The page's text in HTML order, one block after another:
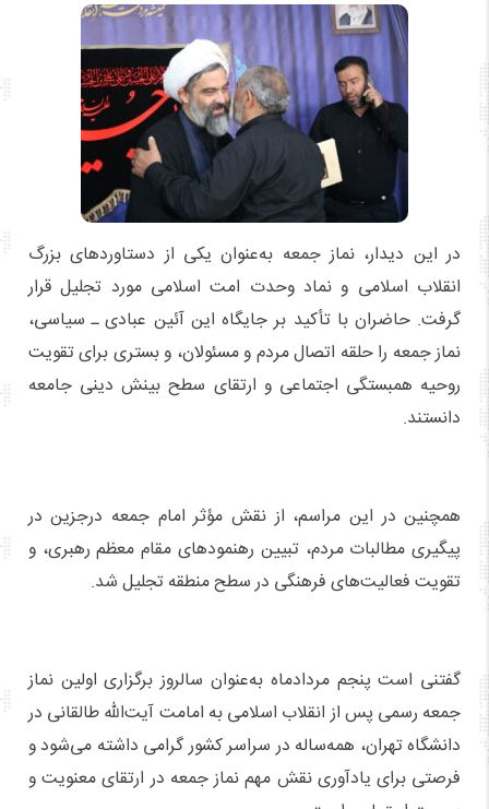
در این دیدار، نماز جمعه به‌عنوان یکی از دستاوردهای بزرگ
انقلاب اسلامی و نماد وحدت امت اسلامی مورد تجلیل قرار
گرفت. حاضران با تأکید بر جایگاه این آئین عبادی ـ سیاسی،
نماز جمعه را حلقه اتصال مردم و مسئولان، و بستری برای تقویت
روحیه همبستگی اجتماعی و ارتقای سطح بینش دینی جامعه
دانستند.
همچنین در این مراسم، از نقش مؤثر امام جمعه درجزین در
پیگیری مطالبات مردم، تبیین رهنمودهای مقام معظم رهبری، و
تقویت فعالیت‌های فرهنگی در سطح منطقه تجلیل شد.
گفتنی است پنجم مردادماه به‌عنوان سالروز برگزاری اولین نماز
جمعه رسمی پس از انقلاب اسلامی به امامت آیت‌الله طالقانی در
دانشگاه تهران، همه‌ساله در سراسر کشور گرامی داشته می‌شود و
فرصتی برای یادآوری نقش مهم نماز جمعه در ارتقای معنویت و